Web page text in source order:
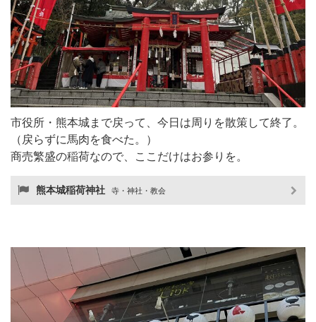
市役所・熊本城まで戻って、今日は周りを散策して終了。
（戻らずに馬肉を食べた。）
商売繁盛の稲荷なので、ここだけはお参りを。
熊本城稲荷神社 寺・神社・教会